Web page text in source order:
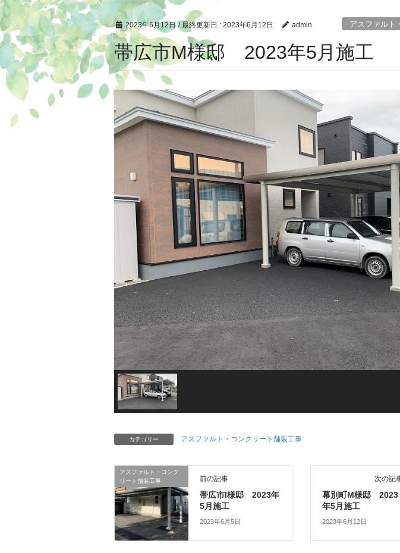
2023年6月12日 / 最終更新日 : 2023年6月12日 admin アスファルト
帯広市M様邸 2023年5月施工
カテゴリー アスファルト・コンクリート舗装工事
アスファルト・コンク
リート舗装工事
前の記事
帯広市I様邸 2023年
5月施工
2023年6月5日
次の記
幕別町M様邸 2023
年5月施工
2023年6月12日